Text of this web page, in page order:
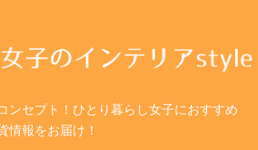
ンセプト！ひとり暮らし女子におすすめ
情報をお届け！